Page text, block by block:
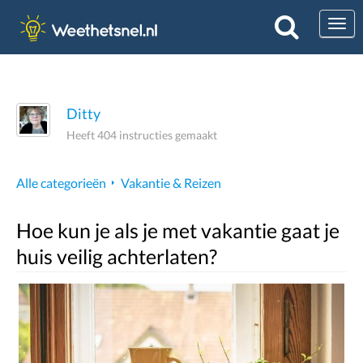
Ditty
Heeft 404 instructies gemaakt
Alle categorieën Vakantie & Reizen
Hoe kun je als je met vakantie gaat je
huis veilig achterlaten?